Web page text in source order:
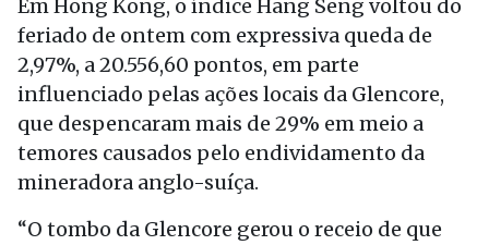
Em Hong Kong, o índice Hang Seng voltou do
feriado de ontem com expressiva queda de
2,97%, a 20.556,60 pontos, em parte
influenciado pelas ações locais da Glencore,
que despencaram mais de 29% em meio a
temores causados pelo endividamento da
mineradora anglo-suíça.
“O tombo da Glencore gerou o receio de que